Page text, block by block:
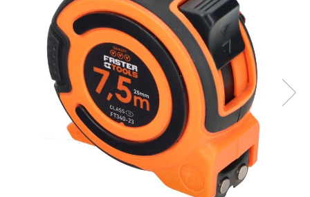
Perii sarma
Benzi adezive, avertizare si
reparatii
Alte benzi
Benzi anti-alunecare
Benzi din aluminiu
Benzi dublu-adezive